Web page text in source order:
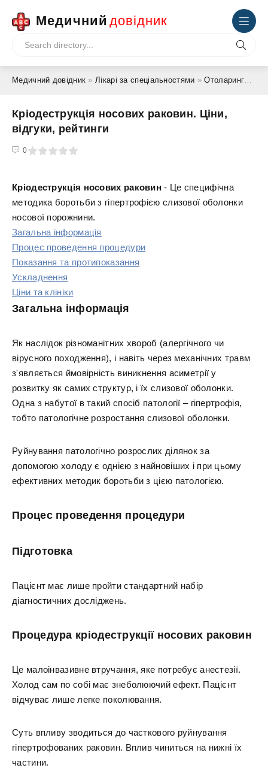
Медичний довідник
Медичний довідник »Лікарі за спеціальностями »Отоларинголог - ЛОР
Кріодеструкція носових раковин. Ціни,
відгуки, рейтинги
0
5
Кріодеструкція носових раковин - Це специфічна
методика боротьби з гіпертрофією слизової оболонки
носової порожнини.
Загальна інформація
Процес проведення процедури
Показання та протипоказання
Ускладнення
Ціни та клініки
Загальна інформація
Як наслідок різноманітних хвороб (алергічного чи
вірусного походження), і навіть через механічних травм
з'являється ймовірність виникнення асиметрії у
розвитку як самих структур, і їх слизової оболонки.
Одна з набутої в такий спосіб патології – гіпертрофія,
тобто патологічне розростання слизової оболонки.
Руйнування патологічно розрослих ділянок за
допомогою холоду є однією з найновіших і при цьому
ефективних методик боротьби з цією патологією.
Процес проведення процедури
Підготовка
Пацієнт має лише пройти стандартний набір
діагностичних досліджень.
Процедура кріодеструкції носових раковин
Це малоінвазивне втручання, яке потребує анестезії.
Холод сам по собі має знеболюючий ефект. Пацієнт
відчуває лише легке поколювання.
Суть впливу зводиться до часткового руйнування
гіпертрофованих раковин. Вплив чиниться на нижні їх
частини.